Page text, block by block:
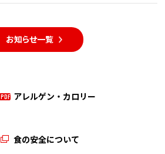
お知らせ一覧
PDF アレルゲン・カロリー
食の安全について